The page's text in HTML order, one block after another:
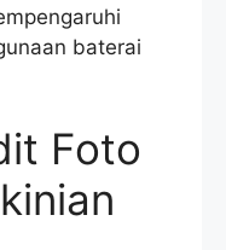
baterai
Foto